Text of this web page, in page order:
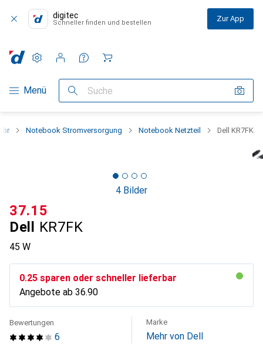
digitec
Schneller finden und bestellen Zur App
Navigation nach Kategorien
Menü Suche
Einstellungen
Kundenkonto
Vergleichslisten
Merklisten
Warenkorb
Notebook Stromversorgung Notebook Netzteil Dell KR7FK
4 Bilder
Dell KR7FK
45 W
CHF
37.15
CHF
0.25 sparen oder schneller lieferbar
Angebote ab CHF
36.90
6
Bewertungen Marke
Mehr von Dell